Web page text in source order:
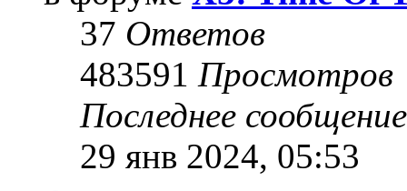
37 Ответов
483591 Просмотров
Последнее
29 янв 2024, 05:53